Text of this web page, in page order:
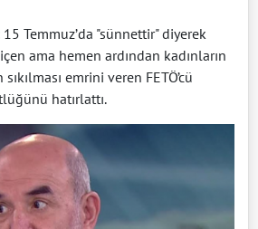
15 Temmuz’da "sünnettir" diyerek
ama hemen ardından kadınların
emrini veren FETÖ’cü
hatırlattı.